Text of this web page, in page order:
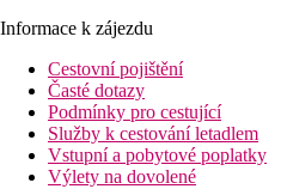
Informace k zájezdu
Cestovní pojištění
Časté dotazy
Podmínky pro cestující
Služby k cestování letadlem
Vstupní a pobytové poplatky
Výlety na dovolené